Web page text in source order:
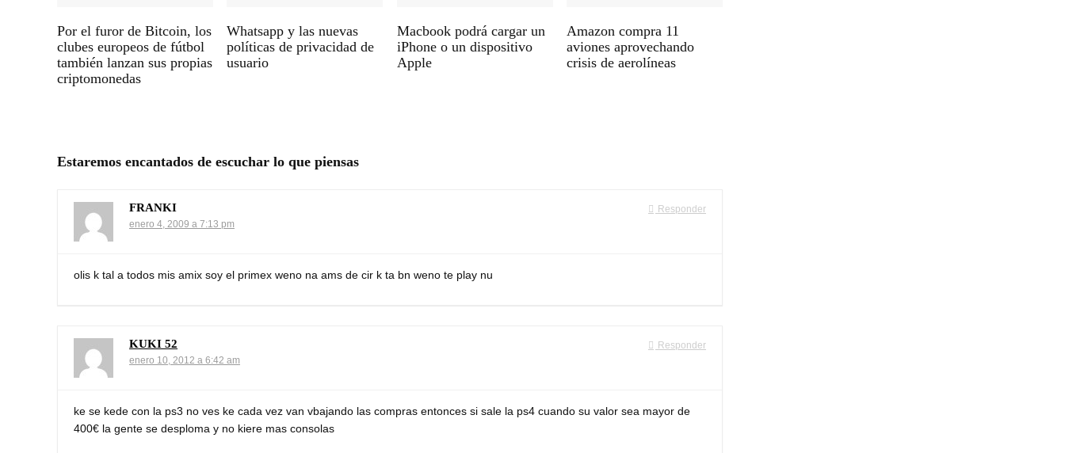
Por el furor de Bitcoin, los
clubes europeos de fútbol
también lanzan sus propias
criptomonedas
Whatsapp y las nuevas
políticas de privacidad de
usuario
Macbook podrá cargar un
iPhone o un dispositivo
Apple
Amazon compra 11
aviones aprovechando
crisis de aerolíneas
Estaremos encantados de escuchar lo que piensas
Responder
FRANKI
enero 4, 2009 a 7:13 pm
olis k tal a todos mis amix soy el primex weno na ams de cir k ta bn weno te play nu
Responder
KUKI 52
enero 10, 2012 a 6:42 am
ke se kede con la ps3 no ves ke cada vez van vbajando las compras entonces si sale la ps4 cuando su valor sea mayor de
400€ la gente se desploma y no kiere mas consolas